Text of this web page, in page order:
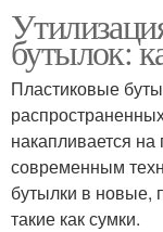
бутылок:
Пластиковые
накапливается
современным
бутылки в новые,
такие как сумки.